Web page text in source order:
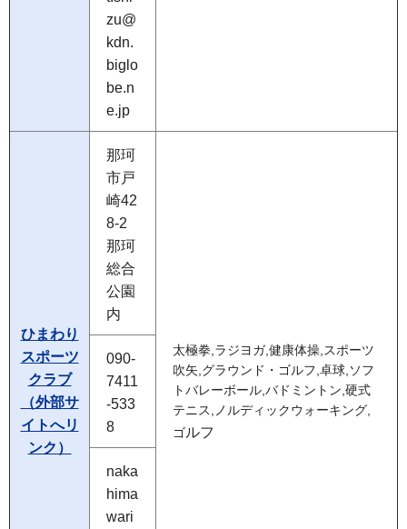
zu@
kdn.
biglo
be.n
e.jp
ひまわり
スポーツ
クラブ
（外部サ
イトへリ
ンク）
那珂
市戸
崎42
8-2
那珂
総合
公園
内
太極拳,ラジヨガ,健康体操,スポーツ
吹矢,グラウンド・ゴルフ,卓球,ソフ
トバレーボール,バドミントン,硬式
テニス,ノルディックウォーキング,
ゴルフ
090-
7411
-533
8
naka
hima
wari